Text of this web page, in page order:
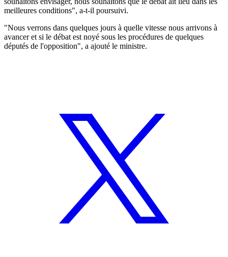
meilleures conditions", a-t-il poursuivi.
"Nous verrons dans quelques jours à quelle vitesse nous arrivons à
avancer et si le débat est noyé sous les procédures de quelques
députés de l'opposition", a ajouté le ministre.